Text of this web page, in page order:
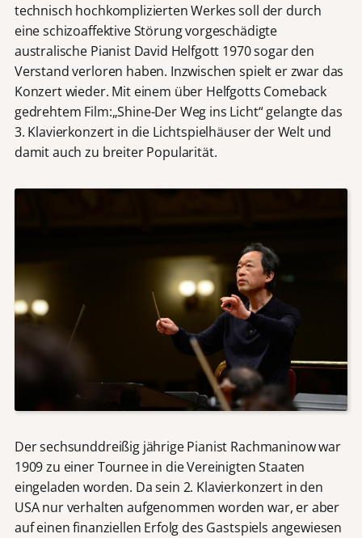
technisch hochkomplizierten Werkes soll der durch
eine schizoaffektive Störung vorgeschädigte
australische Pianist David Helfgott 1970 sogar den
Verstand verloren haben. Inzwischen spielt er zwar das
Konzert wieder. Mit einem über Helfgotts Comeback
gedrehtem Film:„Shine-Der Weg ins Licht“ gelangte das
3. Klavierkonzert in die Lichtspielhäuser der Welt und
damit auch zu breiter Popularität.
Der sechsunddreißig jährige Pianist Rachmaninow war
1909 zu einer Tournee in die Vereinigten Staaten
eingeladen worden. Da sein 2. Klavierkonzert in den
USA nur verhalten aufgenommen worden war, er aber
auf einen finanziellen Erfolg des Gastspiels angewiesen